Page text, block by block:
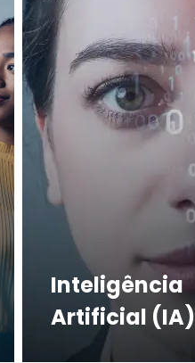
Inteligência
Artificial (IA)